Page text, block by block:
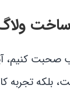
ساخت
کنیم،
بلکه تجربه